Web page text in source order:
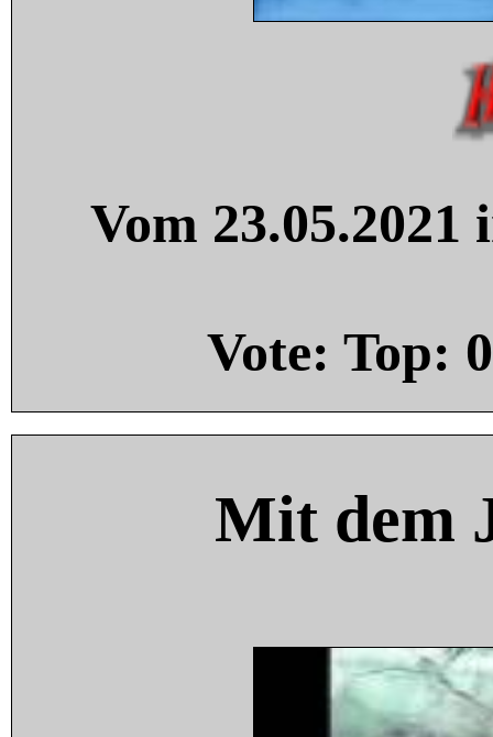
Vom
Vote: Top: 0
Mit dem